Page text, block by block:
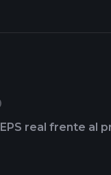
EPS real frente al